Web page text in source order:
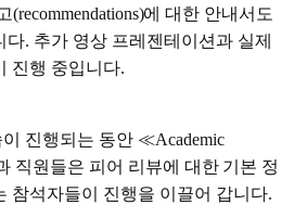
에 대한 안내서도
. 추가 영상 프레젠테이션과 실제
진행 중입니다.
진행되는 동안 ≪Academic
직원들은 피어 리뷰에 대한 기본 정
참석자들이 진행을 이끌어 갑니다.